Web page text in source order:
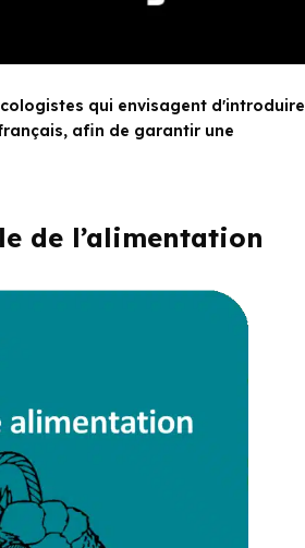
qui envisagent d'introduire
afin de garantir une
de l’alimentation